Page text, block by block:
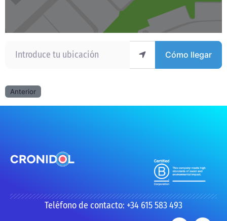
Cómo llegar
Anterior
Teléfono de contacto: +34 615 583 493